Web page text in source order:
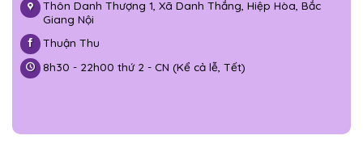
Thôn Danh Thượng 1, Xã Danh Thắng, Hiệp Hòa, Bắc
Giang Nội
Thuận Thu
8h30 - 22h00 thứ 2 - CN (Kể cả lễ, Tết)